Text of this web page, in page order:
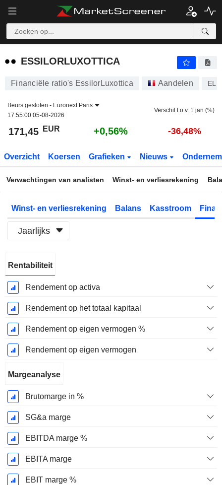
ESSILORLUXOTTICA
ESSILORLUXOTTICA
Financiële ratio's EssilorLuxottica Aandelen EL
Beurs gesloten - Euronext Paris
17:55:00 05-08-2026
Verschil t.o.v. 1 jan (%)
171,45 EUR +0,56% -36,48%
Overzicht Koersen Grafieken Nieuws
Verwachtingen van analisten Winst- en verliesrekening
Winst- en verliesrekening Balans Kasstroom
Jaarlijks
boekjaar:
December
Rentabiliteit
Rendement op activa
Rendement op het totaal kapitaal
Rendement op eigen vermogen %
Rendement op eigen vermogen
Margeanalyse
Brutomarge in %
SG&a marge
EBITDA marge %
EBITA marge
EBIT marge %